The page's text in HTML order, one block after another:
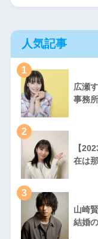
人気記事
1
広瀬
事務
2
【
在は
3
山崎
結婚